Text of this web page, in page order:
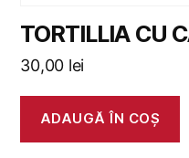
TORTILLIA CU
30,00 lei
ADAUGĂ ÎN COȘ